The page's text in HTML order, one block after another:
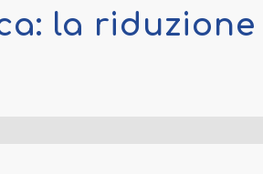
la riduzione